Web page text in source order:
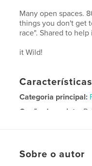
Many open spaces.
things you don't get
race". Shared to
it Wild!
Categoria principal:
Opção de projeto:
Palavras-chavee
Sobre o autor